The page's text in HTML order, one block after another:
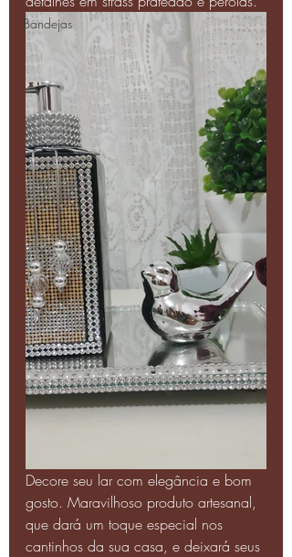
Bandejas
Decore seu lar com elegância e bom
gosto. Maravilhoso produto artesanal,
que dará um toque especial nos
cantinhos da sua casa, e deixará seus